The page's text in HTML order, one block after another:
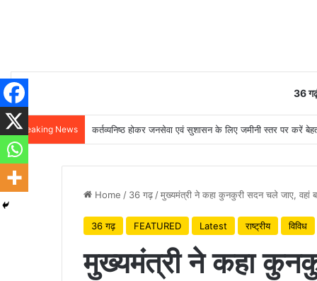
36
Breaking News कर्तव्यनिष्ठ होकर जनसेवा एवं सुशासन के लिए जमीनी स्तर पर करें
Home / 36 गढ़ /मुख्यमंत्री ने कहा कुनकुरी सदन चले जाए, वहां
36 गढ़ FEATURED Latest राष्ट्रीय विविध
मुख्यमंत्री ने कहा